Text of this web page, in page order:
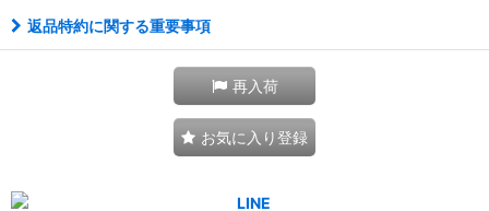
返品特約に関する重要事項
再入荷
お気に入り登録